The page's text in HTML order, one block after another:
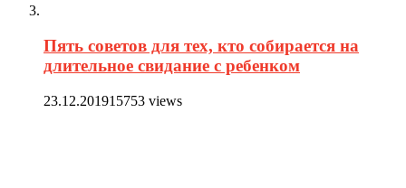
Пять советов для тех, кто собирается на
длительное свидание с ребенком
23.12.201915753 views